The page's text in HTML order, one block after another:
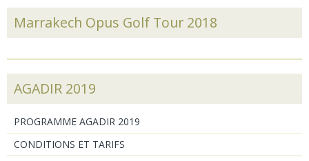
Marrakech Opus Golf Tour 2018
AGADIR 2019
PROGRAMME AGADIR 2019
CONDITIONS ET TARIFS